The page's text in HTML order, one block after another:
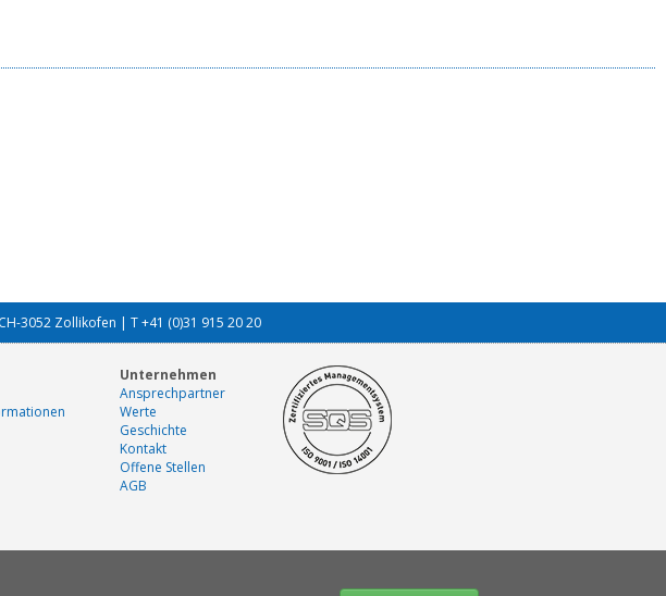
3052 Zollikofen | T +41 (0)31 915 20 20
Unternehmen
Ansprechpartner
Werte
Geschichte
Kontakt
Offene Stellen
AGB